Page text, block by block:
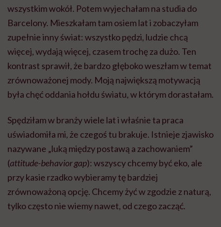
wszystkim wokół. Potem wyjechałam na studia do
Barcelony. Mieszkałam tam osiem lat i zobaczyłam
zupełnie inny świat: wszystko pędzi, ludzie chcą
więcej, wydają więcej, czasem trochę za dużo. Ten
kontrast sprawił, że bardzo głęboko weszłam w temat
zrównoważonej mody. Moją największą motywacją
była chęć oddania hołdu światu, w którym dorastałam.
Spędziłam w branży wiele lat i właśnie ta praca
uświadomiła mi, że czegoś tu brakuje. Istnieje zjawisko
nazywane „luką między postawą a zachowaniem”
(attitude-behavior gap): wszyscy chcemy być eko, ale
przy kasie rzadko wybieramy tę bardziej
zrównoważoną opcję. Chcemy żyć w zgodzie z naturą,
tylko często nie wiemy nawet, od czego zacząć.